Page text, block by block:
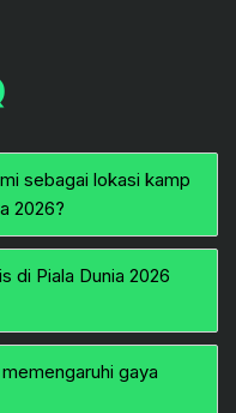
sebagai lokasi kamp
2026?
di Piala Dunia 2026
gaya